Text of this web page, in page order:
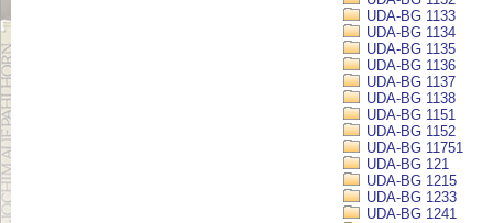
UDA-BG 1133
UDA-BG 1134
UDA-BG 1135
UDA-BG 1136
UDA-BG 1137
UDA-BG 1138
UDA-BG 1151
UDA-BG 1152
UDA-BG 11751
UDA-BG 121
UDA-BG 1215
UDA-BG 1233
UDA-BG 1241